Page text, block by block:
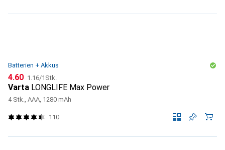
Batterien + Akkus
CHF
4.60 CHF
1.16/1Stk.
Varta LONGLIFE Max Power
4 Stk., AAA, 1280 mAh
110